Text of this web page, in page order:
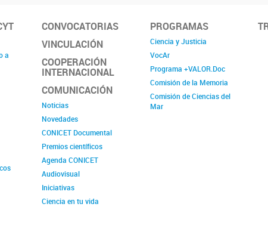
a
CONVOCATORIAS
VINCULACIÓN
COOPERACIÓN
INTERNACIONAL
COMUNICACIÓN
Noticias
Novedades
CONICET Documental
Premios científicos
Agenda CONICET
Audiovisual
Iniciativas
Ciencia en tu vida
PROGRAMAS
Ciencia y Justicia
VocAr
Programa +VALOR.Doc
Comisión de la Memoria
Comisión de Ciencias del
Mar